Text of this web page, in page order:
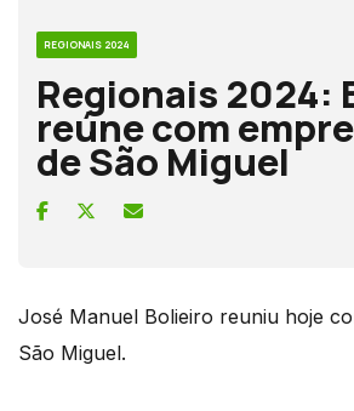
REGIONAIS 2024
Regionais 2024:
reúne com
de São Miguel
José Manuel Bolieiro reuniu hoje
São Miguel.